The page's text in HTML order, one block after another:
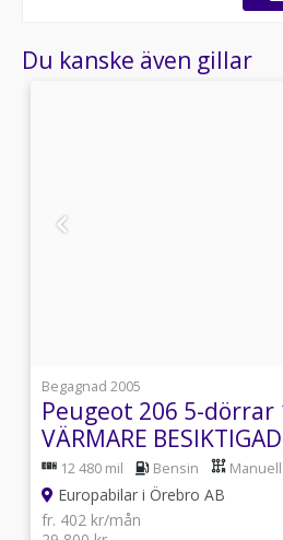
Du kanske även gillar
Begagnad 2005
Peugeot 206 5-dörrar
VÄRMARE BESIKTIGAD
12 480 mil Bensin Manuell
Europabilar i Örebro AB
fr. 402 kr/mån